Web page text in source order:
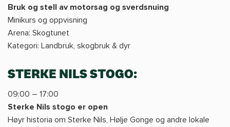
Bruk og stell av motorsag og sverdsnuing
Minikurs og oppvisning
Arena: Skogtunet
Kategori: Landbruk, skogbruk & dyr
STERKE NILS STOGO:
09:00 – 17:00
Sterke Nils stogo er open
Høyr historia om Sterke Nils, Hølje Gonge og andre lokale